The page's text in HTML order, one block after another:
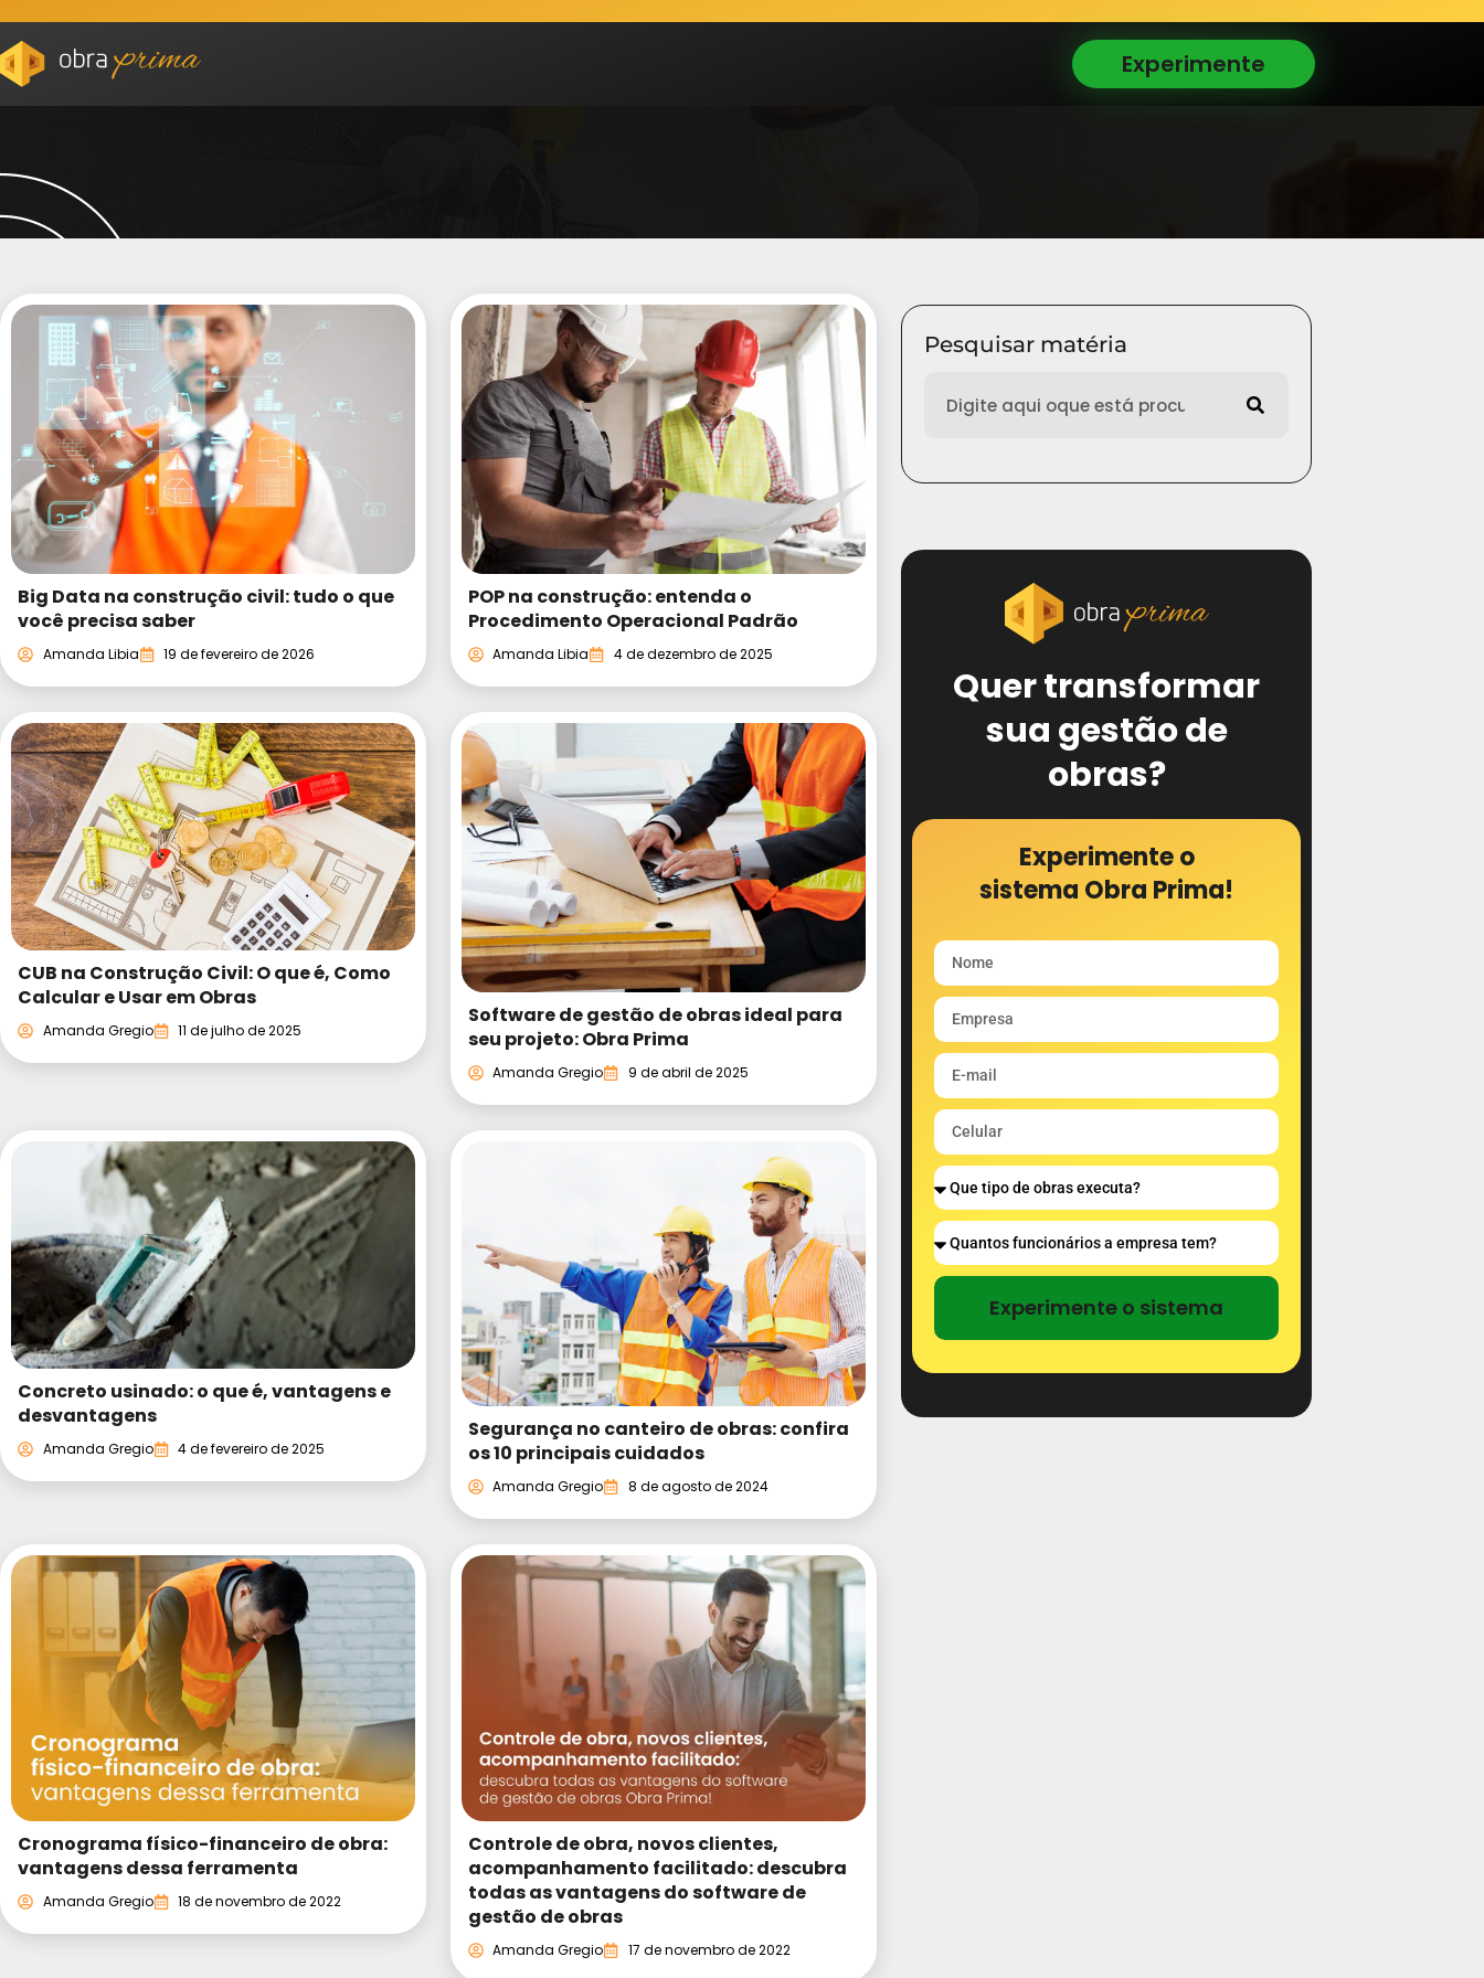
Experimente
Big Data na construção civil: tudo o que
você precisa saber
Amanda Libia 19 de fevereiro de 2026
POP na construção: entenda o
Procedimento Operacional Padrão
Amanda Libia 4 de dezembro de 2025
CUB na Construção Civil: O que é, Como
Calcular e Usar em Obras
Amanda Gregio 11 de julho de 2025
Software de gestão de obras ideal para
seu projeto: Obra Prima
Amanda Gregio 9 de abril de 2025
Concreto usinado: o que é, vantagens e
desvantagens
Amanda Gregio 4 de fevereiro de 2025
Segurança no canteiro de obras: confira
os 10 principais cuidados
Amanda Gregio 8 de agosto de 2024
Cronograma físico-financeiro de obra:
vantagens dessa ferramenta
Amanda Gregio 18 de novembro de 2022
Controle de obra, novos clientes,
acompanhamento facilitado: descubra
todas as vantagens do software de
gestão de obras
Amanda Gregio 17 de novembro de 2022
Pesquisar matéria
Quer transformar
sua gestão de
obras?
Experimente o
sistema Obra Prima!
Experimente o sistema